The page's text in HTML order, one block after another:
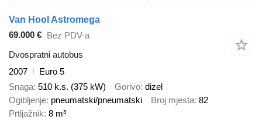
Van Hool Astromega
69.000 € Bez PDV-a
Dvospratni autobus
2007
Euro 5
Snaga 510 k.s. (375 kW) Gorivo dizel
Ogibljenje pneumatski/pneumatski Broj mjesta 82
Prtljažnik 8 m³